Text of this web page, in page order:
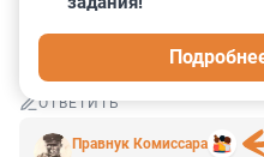
Гость
Девки сорились на даче у
ОТВЕТИТЬ
Правнук Комиссара